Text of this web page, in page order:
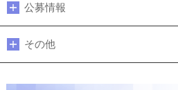
公募情報
その他